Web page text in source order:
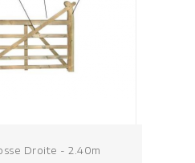
Droite - 2.40m